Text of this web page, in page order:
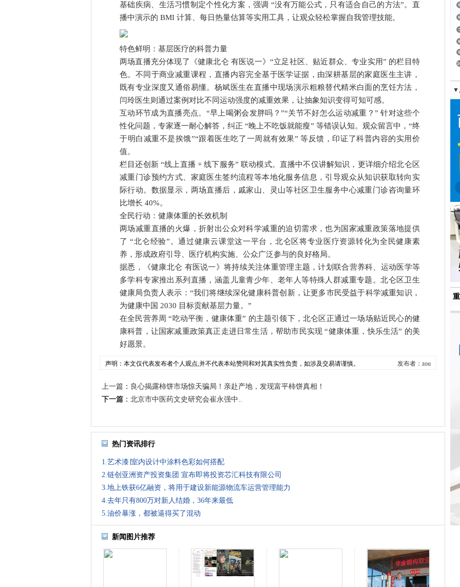
基础疾病、生活习惯制定个性化方案，强调 “没有万能公式，只有适合自己的方法”。直
播中演示的 BMI 计算、每日热量估算等实用工具，让观众轻松掌握自我管理技能。
特色鲜明：基层医疗的科普力量
两场直播充分体现了《健康北仑 有医说一》“立足社区、贴近群众、专业实用” 的栏目特
色。不同于商业减重课程，直播内容完全基于医学证据，由深耕基层的家庭医生主讲，
既有专业深度又通俗易懂。杨斌医生在直播中现场演示粗粮替代精米白面的烹饪方法，
闫玲医生则通过案例对比不同运动强度的减重效果，让抽象知识变得可知可感。
互动环节成为直播亮点。“早上喝粥会发胖吗？”“关节不好怎么运动减重？” 针对这些个
性化问题，专家逐一耐心解答，纠正 “晚上不吃饭就能瘦” 等错误认知。观众留言中，“终
于明白减重不是挨饿”“跟着医生吃了一周就有效果” 等反馈，印证了科普内容的实用价
值。
栏目还创新 “线上直播 + 线下服务” 联动模式。直播中不仅讲解知识，更详细介绍北仑区
减重门诊预约方式、家庭医生签约流程等本地化服务信息，引导观众从知识获取转向实
际行动。数据显示，两场直播后，戚家山、灵山等社区卫生服务中心减重门诊咨询量环
比增长 40%。
全民行动：健康体重的长效机制
两场减重直播的火爆，折射出公众对科学减重的迫切需求，也为国家减重政策落地提供
了 “北仑经验”。通过健康云课堂这一平台，北仑区将专业医疗资源转化为全民健康素
养，形成政府引导、医疗机构实施、公众广泛参与的良好格局。
据悉，《健康北仑 有医说一》将持续关注体重管理主题，计划联合营养科、运动医学等
多学科专家推出系列直播，涵盖儿童青少年、老年人等特殊人群减重专题。北仑区卫生
健康局负责人表示：“我们将继续深化健康科普创新，让更多市民受益于科学减重知识，
为健康中国 2030 目标贡献基层力量。”
在全民营养周 “吃动平衡，健康体重” 的主题引领下，北仑区正通过一场场贴近民心的健
康科普，让国家减重政策真正走进日常生活，帮助市民实现 “健康体重，快乐生活” 的美
好愿景。
声明：本文仅代表发布者个人观点,并不代表本站赞同和对其真实性负责，如涉及交易请谨慎。 发布者：zou
上一篇 ： 良心揭露柿饼市场惊天骗局！亲赴产地，发现富平柿饼真相！
下一篇 ： 北京市中医药文史研究会崔永强中..
热门资讯排行
1.艺术漆∣室内设计中涂料色彩如何搭配
2.链创亚洲资产投资集团 宣布即将投资芯汇科技有限公司
3.地上铁获6亿融资，将用于建设新能源物流车运营管理能力
4.去年只有800万对新人结婚，36年来最低
5.油价暴涨，都被逼得买了混动
新闻图片推荐
▼